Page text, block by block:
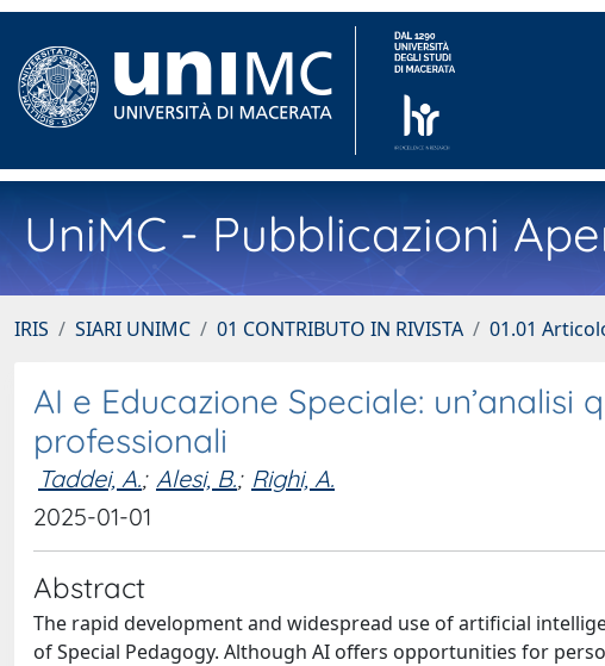
UniMC - Pubblicazioni
IRIS SIARI UNIMC 01 CONTRIBUTO IN RIVISTA 01.01
AI e Educazione Speciale:
professionali
Taddei, A.; Alesi, B.; Righi, A.
2025-01-01
Abstract
The rapid development and widespread use of artificial
of Special Pedagogy. Although AI offers opportunities for